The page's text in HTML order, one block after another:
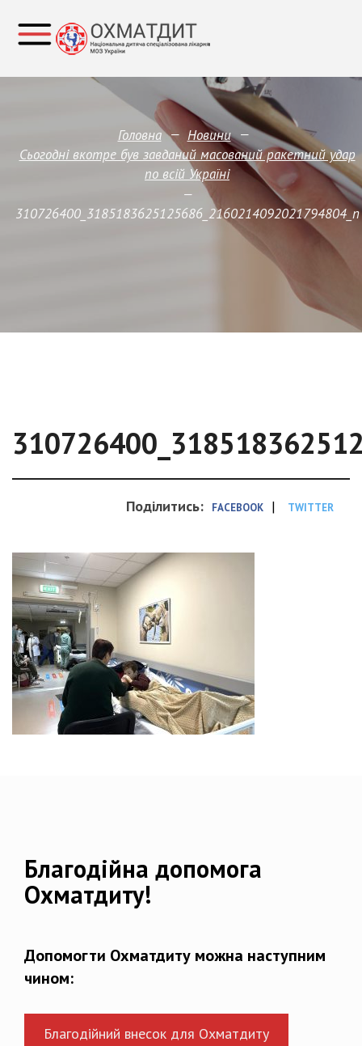
Головна — Новини —
Сьогодні вкотре був завданий масований ракетний удар
по всій Україні
—
310726400_3185183625125686_2160214092021794804_n
Поділитись: FACEBOOK | TWITTER
Благодійна допомога
Охматдиту!
Допомогти Охматдиту можна наступним
чином:
Благодійний внесок для Охматдиту